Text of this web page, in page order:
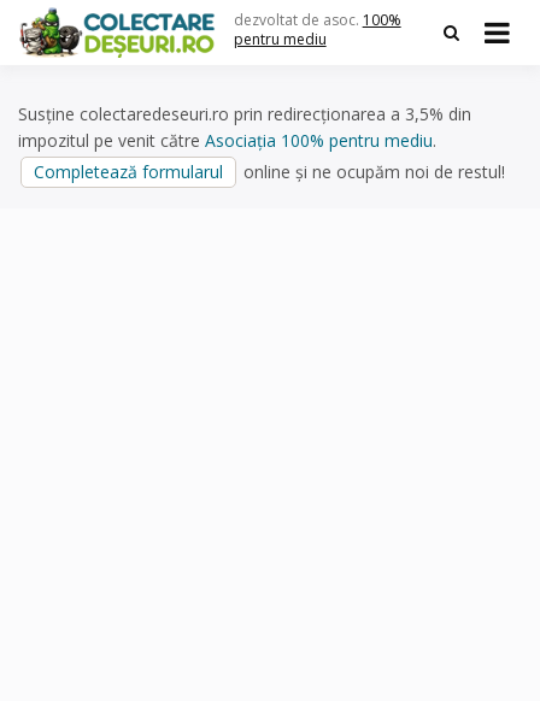
content
dezvoltat de asoc. 100%
pentru mediu
Susține colectaredeseuri.ro prin redirecționarea a 3,5% din
impozitul pe venit către Asociația 100% pentru mediu.
Completează formularul
online și ne ocupăm noi de restul!